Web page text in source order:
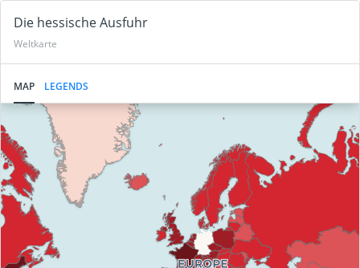
Die hessische Ausfuhr
Weltkarte
MAP LEGENDS